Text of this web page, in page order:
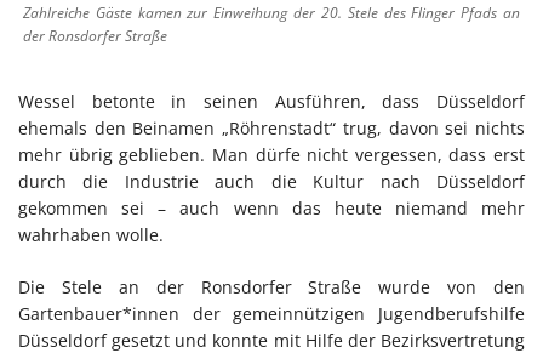
Zahlreiche Gäste kamen zur Einweihung der 20. Stele des Flinger Pfads an
der Ronsdorfer Straße
Wessel betonte in seinen Ausführen, dass Düsseldorf
ehemals den Beinamen „Röhrenstadt“ trug, davon sei nichts
mehr übrig geblieben. Man dürfe nicht vergessen, dass erst
durch die Industrie auch die Kultur nach Düsseldorf
gekommen sei – auch wenn das heute niemand mehr
wahrhaben wolle.
Die Stele an der Ronsdorfer Straße wurde von den
Gartenbauer*innen der gemeinnützigen Jugendberufshilfe
Düsseldorf gesetzt und konnte mit Hilfe der Bezirksvertretung